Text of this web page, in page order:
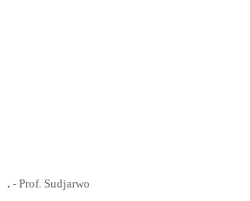
. - Prof. Sudjarwo